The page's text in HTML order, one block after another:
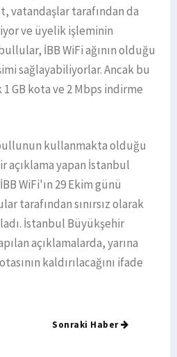
vatandaşlar tarafından da
ve üyelik işleminin
İBB WiFi ağının olduğu
sağlayabiliyorlar. Ancak bu
GB kota ve 2 Mbps indirme
kullanmakta olduğu
yapan İstanbul
WiFi'ın 29 Ekim günü
tarafından sınırsız olarak
İstanbul Büyükşehir
açıklamalarda, yarına
kaldırılacağını ifade
Sonraki Haber